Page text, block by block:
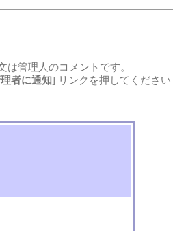
は管理人のコメントです。
者に通知] リンクを押してください